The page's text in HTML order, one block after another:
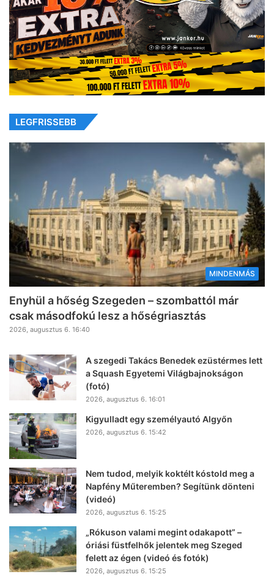
LEGFRISSEBB
MINDENMÁS
Enyhül a hőség Szegeden – szombattól már
csak másodfokú lesz a hőségriasztás
2026, augusztus 6. 16:40
A szegedi Takács Benedek ezüstérmes lett
a Squash Egyetemi Világbajnokságon
(fotó)
2026, augusztus 6. 16:01
Kigyulladt egy személyautó Algyőn
2026, augusztus 6. 15:42
Nem tudod, melyik koktélt kóstold meg a
Napfény Műteremben? Segítünk dönteni
(videó)
2026, augusztus 6. 15:25
„Rókuson valami megint odakapott” –
óriási füstfelhők jelentek meg Szeged
felett az égen (videó és fotók)
2026, augusztus 6. 15:25